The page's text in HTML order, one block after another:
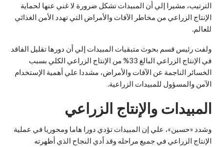
الترتيب، مشيرا إلي أن المبيدات تشكل ضرورة لا غني عنها لحماية
الإنتاج الزراعي من مخاطر الآفات والأمراض التي تهدد الأمن الغذائي
للعالم.
ولفت رئيس قسم بحوث متبقيات المبيدات إلي أن دورها تقليل الفاقد
في الإنتاج الزراعي البالغ 33% من الإنتاج الزراعي الكلي بسبب
الخسائر الناجمة عن الآفات والأمراض، مشددا علي أهمية الإستخدام
الآمن والمسؤول للمبيدات الزراعية.
المبيدات والإنتاج الزراعي
وشدد «حسين»، علي إن المبيدات تؤدي دورا هاما ومحوريا في عملية
الإنتاج الزراعي في جميع مراحله وقد أدي النجاح الذي أظهرته